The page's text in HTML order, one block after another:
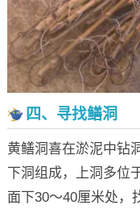
四、寻找鳝洞
黄鳝洞喜在淤泥中钻
下洞组成，上洞多位
面下30～40厘米处，